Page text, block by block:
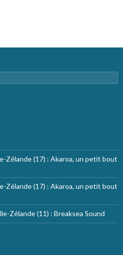
Zélande (17) : Akaroa, un petit bout
Zélande (17) : Akaroa, un petit bout
Zélande (11) : Breaksea Sound